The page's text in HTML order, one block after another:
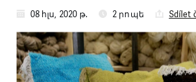
08 հլս, 2020 թ. 2 րոպե Sdílet